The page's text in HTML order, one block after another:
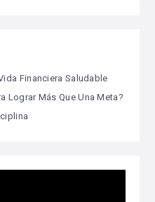
Financiera Saludable
Lograr Más Que Una Meta?